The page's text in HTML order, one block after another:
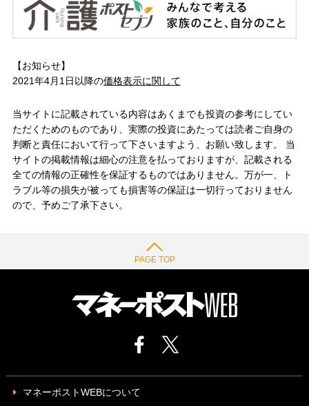
【お知らせ】
2021年4月1日以降の価格表示に関して
当サイトに記載されている内容はあくまでも投資の参考にしてい
ただくためのものであり、実際の投資にあたっては読者ご自身の
判断と責任において行って下さいますよう、お願い致します。 当
サイトの掲載情報は細心の注意を払っておりますが、記載される
全ての情報の正確性を保証するものではありません。万が一、ト
ラブル等の損失が被っても損害等の保証は一切行っておりません
ので、予めご了承下さい。
PAGE TOP
マネーポストWEBについて